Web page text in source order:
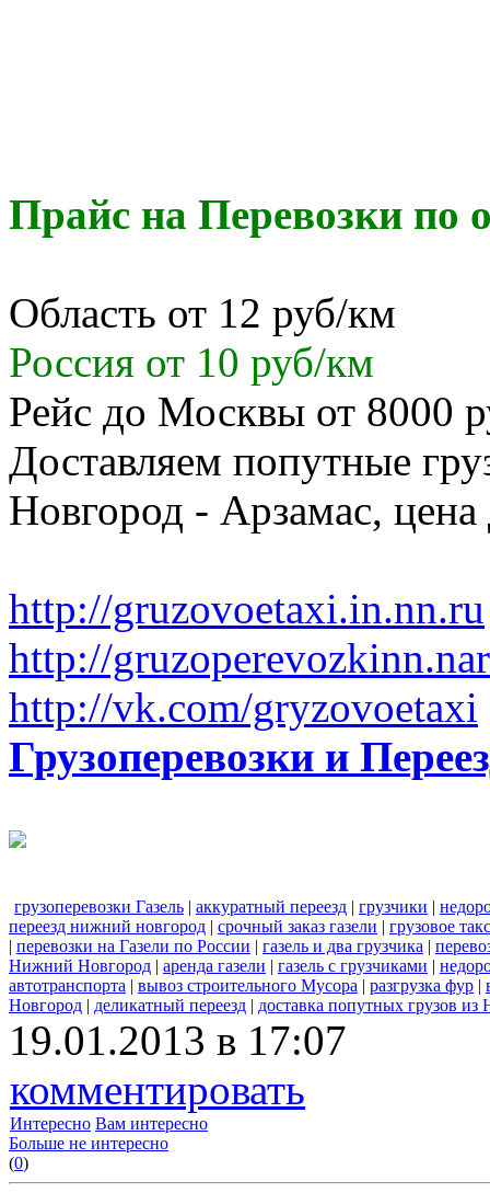
Прайс на Перевозки по
Область от 12 руб/км
Россия от 10 руб/км
Рейс до Москвы от 8000
Доставляем попутные
Новгород - Арзамас, цена
http://gruzovoetaxi.in.nn.ru
http://
http://vk.com/gryzovoetaxi
Грузоперевозки и
грузоперевозки Газель | аккуратный переезд | грузчики |
переезд нижний новгород | срочный заказ газели | грузовое
| перевозки на Газели по России | газель и два грузчика |
Нижний Новгород | аренда газели | газель с грузчиками |
автотранспорта | вывоз строительного Мусора | разгрузка фур |
Новгород | деликатный переезд | доставка попутных грузов
19.01.2013 в 17:07
комментировать
Интересно Вам интересно
Больше не интересно
(0)